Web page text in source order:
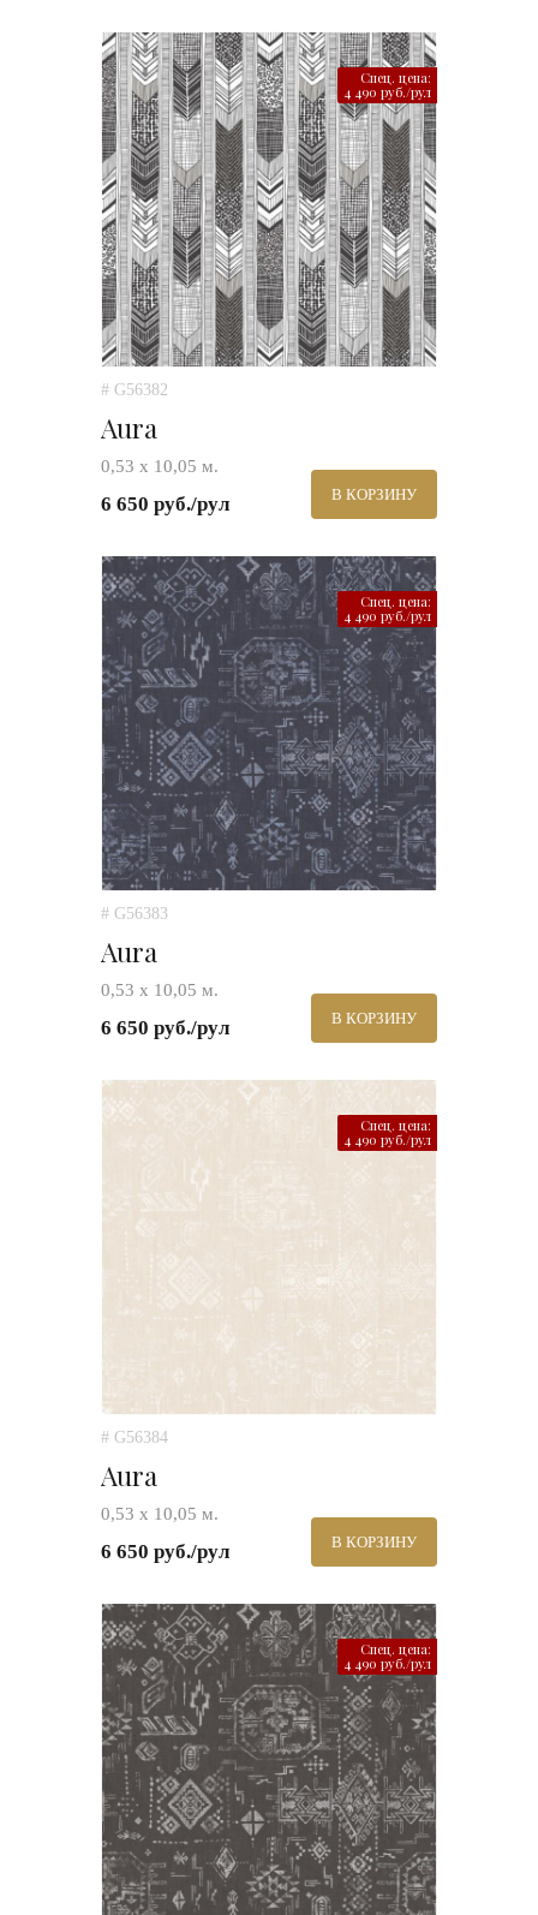
Спец. цена:
4 490 руб./рул
# G56382
Aura
0,53 х 10,05 м.
6 650 руб./рул В КОРЗИНУ
Спец. цена:
4 490 руб./рул
# G56383
Aura
0,53 х 10,05 м.
6 650 руб./рул В КОРЗИНУ
Спец. цена:
4 490 руб./рул
# G56384
Aura
0,53 х 10,05 м.
6 650 руб./рул В КОРЗИНУ
Спец. цена:
4 490 руб./рул